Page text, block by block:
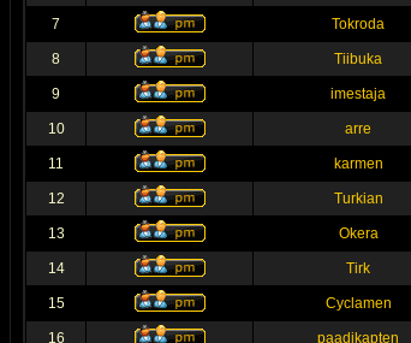
7 Tokroda
8 Tiibuka
9 imestaja
10 arre
11 karmen
12 Turkian
13 Okera
14 Tirk
15 Cyclamen
16 paadikapten